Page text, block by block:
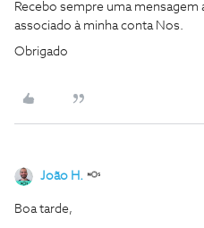
Recebo sempre uma
associado à minha conta Nos.
Obrigado
João H.
Boa tarde,